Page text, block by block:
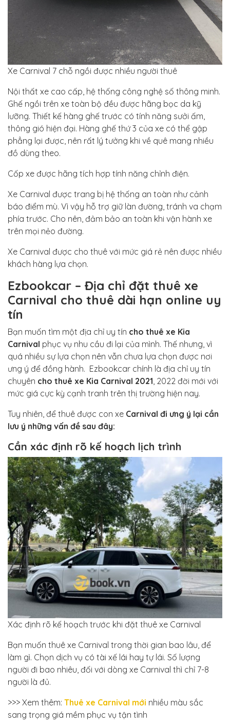
Xe Carnival 7 chỗ ngồi được nhiều người thuê
Nội thất xe cao cấp, hệ thống công nghệ số thông minh.
Ghế ngồi trên xe toàn bộ đều được hãng bọc da kỹ
lưỡng. Thiết kế hàng ghế trước có tính năng sưởi ấm,
thông gió hiện đại. Hàng ghế thứ 3 của xe có thể gập
phẳng lại được, nên rất lý tưởng khi về quê mang nhiều
đồ dùng theo.
Cốp xe được hãng tích hợp tính năng chỉnh điện.
Xe Carnival được trang bị hệ thống an toàn như cảnh
báo điểm mù. Vì vậy hỗ trợ giữ làn đường, tránh va chạm
phía trước. Cho nên, đảm bảo an toàn khi vận hành xe
trên mọi nẻo đường.
Xe Carnival được cho thuê với mức giá rẻ nên được nhiều
khách hàng lựa chọn.
Ezbookcar – Địa chỉ đặt thuê xe
Carnival cho thuê dài hạn online uy
tín
Bạn muốn tìm một địa chỉ uy tín cho thuê xe Kia
Carnival phục vụ nhu cầu đi lại của mình. Thế nhưng, vì
quá nhiều sự lựa chọn nên vẫn chưa lựa chọn được nơi
ưng ý để đồng hành. Ezbookcar chính là địa chỉ uy tín
chuyên cho thuê xe Kia Carnival 2021, 2022 đời mới với
mức giá cực kỳ cạnh tranh trên thị trường hiện nay.
Tuy nhiên, để thuê được con xe Carnival đi ưng ý lại cần
lưu ý những vấn đề sau đây:
Cần xác định rõ kế hoạch lịch trình
Xác định rõ kế hoạch trước khi đặt thuê xe Carnival
Bạn muốn thuê xe Carnival trong thời gian bao lâu, để
làm gì. Chọn dịch vụ có tài xế lái hay tự lái. Số lượng
người đi bao nhiêu, đối với dòng xe Carnival thì chỉ 7-8
người là đủ.
>>> Xem thêm: Thuê xe Carnival mới nhiều màu sắc
sang trọng giá mềm phục vụ tận tình